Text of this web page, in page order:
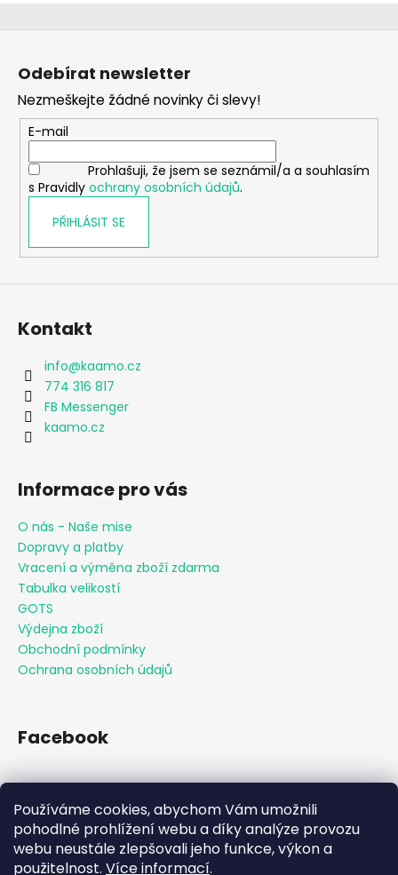
Používáme cookies, abychom Vám umožnili
pohodlné prohlížení webu a díky analýze provozu
webu neustále zlepšovali jeho funkce, výkon a
použitelnost. Více informací.
Z
Odebírat newsletter
Nezmeškejte žádné novinky či slevy!
E-mail
Prohlašuji, že jsem se seznámil/a a souhlasím
s Pravidly ochrany osobních údajů.
PŘIHLÁSIT SE
Kontakt
info@kaamo.cz
774 316 817
FB Messenger
kaamo.cz
Informace pro vás
O nás - Naše mise
Dopravy a platby
Vracení a výměna zboží zdarma
Tabulka velikostí
GOTS
Výdejna zboží
Obchodní podmínky
Ochrana osobních údajů
Facebook
Přijímáme online platby